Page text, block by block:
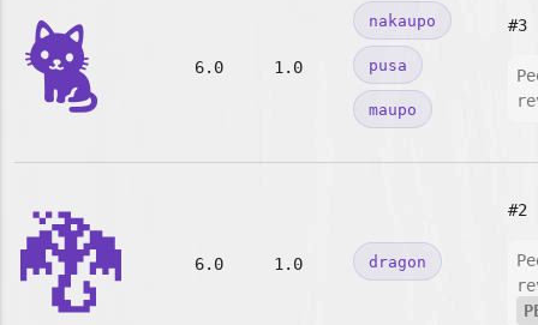
🐈 6.0 1.0
nakaupo
pusa
maupo
#3
🐉 6.0 1.0 dragon
#2